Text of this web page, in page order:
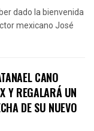
dado la bienvenida
mexicano José
CANO
Y REGALARÁ UN
DE SU NUEVO